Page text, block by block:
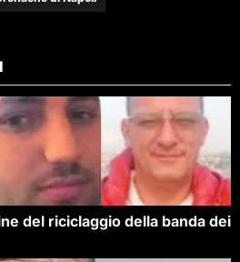
del riciclaggio della banda dei